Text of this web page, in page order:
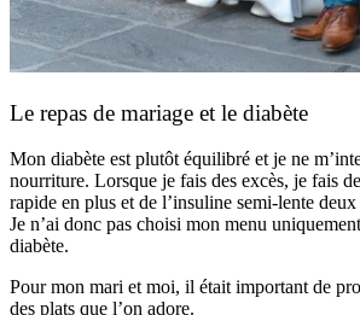
Le repas de mariage et le diabète
Mon diabète est plutôt équilibré et je ne
nourriture. Lorsque je fais des excès, je fais
rapide en plus et de l’insuline semi-lente deux
Je n’ai donc pas choisi mon menu
diabète.
Pour mon mari et moi, il était important de
des plats que l’on adore.